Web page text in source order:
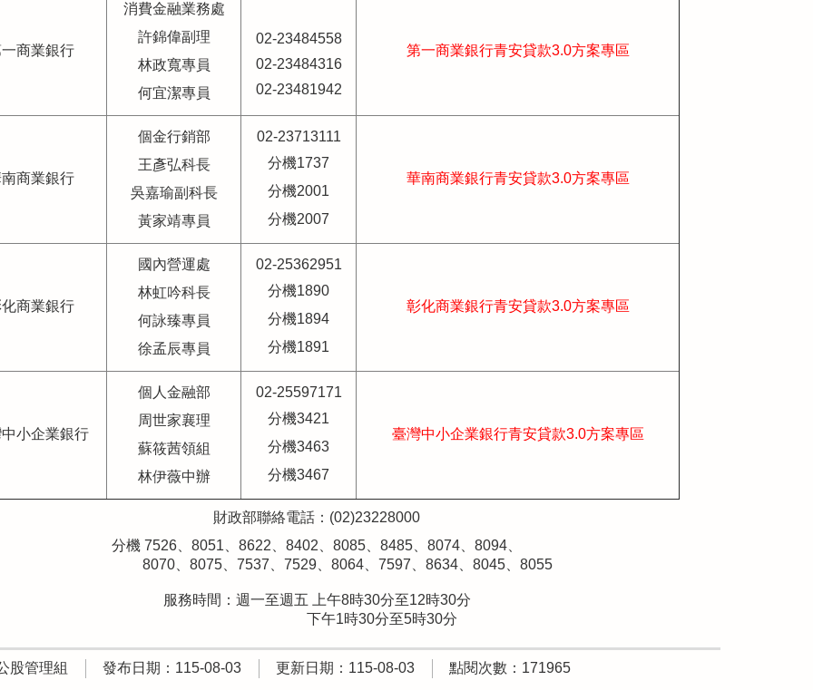
商業銀行
消費金融業務處
許錦偉副理
林政寬專員
何宜潔專員
02-23484558
02-23484316
02-23481942
第一商業銀行青安貸款3.0方案專區
商業銀行
個金行銷部
王彥弘科長
吳嘉瑜副科長
黃家靖專員
02-23713111
分機1737
分機2001
分機2007
華南商業銀行青安貸款3.0方案專區
商業銀行
國內營運處
林虹吟科長
何詠臻專員
徐孟辰專員
02-25362951
分機1890
分機1894
分機1891
彰化商業銀行青安貸款3.0方案專區
小企業銀行
個人金融部
周世家襄理
蘇筱茜領組
林伊薇中辦
02-25597171
分機3421
分機3463
分機3467
臺灣中小企業銀行青安貸款3.0方案專區
財政部聯絡電話：(02)23228000
分機 7526、8051、8622、8402、8085、8485、8074、8094、
8070、8075、7537、7529、8064、7597、8634、8045、8055
服務時間：週一至週五 上午8時30分至12時30分
下午1時30分至5時30分
股管理組 發布日期：115-08-03 更新日期：115-08-03 點閱次數：171965